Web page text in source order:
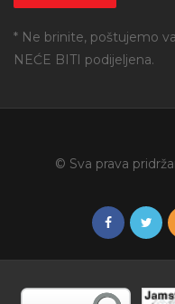
* Ne brinite, poštujemo
NEĆE BITI podijeljena.
© Sva prava